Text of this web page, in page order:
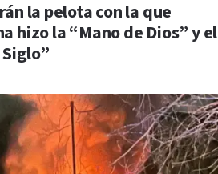
la pelota con la que
hizo la “Mano de Dios” y el